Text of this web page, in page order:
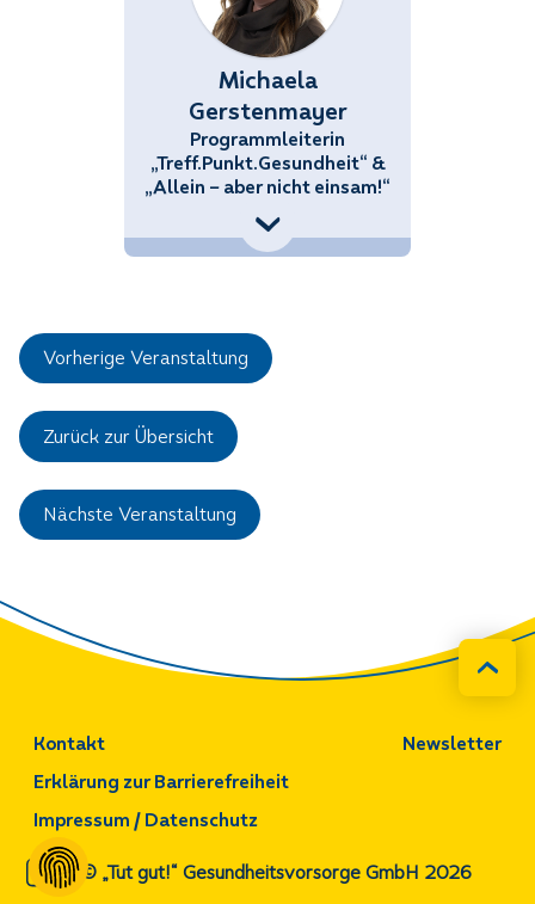
Michaela
Gerstenmayer
Programmleiterin
„Treff.Punkt.Gesundheit“ &
„Allein – aber nicht einsam!“
+43 (676) 858 70 34434
Michaela.Gerstenmayer@noetutgut.at
Vorherige Veranstaltung
Zurück zur Übersicht
Nächste Veranstaltung
Kontakt Newsletter
Impressum / Datenschutz
Erklärung zur Barrierefreiheit
© „Tut gut!“ Gesundheitsvorsorge GmbH 2026